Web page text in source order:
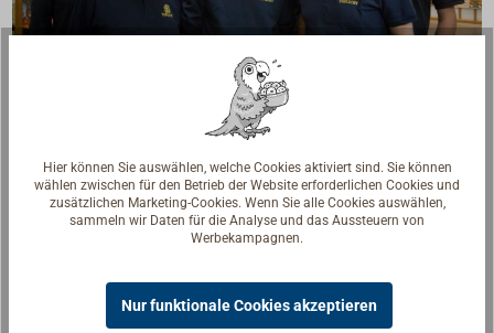
Fragen zum Artikel?
Seglerinnen. Wir verstehen Ihre Fragen und geben die
passende Antwort.
Experten kontaktieren
Hier können Sie auswählen, welche Cookies aktiviert sind. Sie können
wählen zwischen für den Betrieb der Website erforderlichen Cookies und
zusätzlichen Marketing-Cookies. Wenn Sie alle Cookies auswählen,
sammeln wir Daten für die Analyse und das Aussteuern von
Werbekampagnen.
Nur funktionale Cookies akzeptieren